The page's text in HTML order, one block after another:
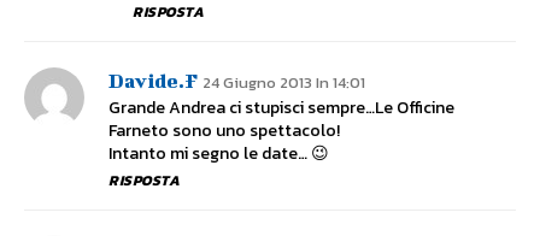
RISPOSTA
Davide.F 24 Giugno 2013 In 14:01
Grande Andrea ci stupisci sempre…Le Officine
Farneto sono uno spettacolo!
Intanto mi segno le date… 😉
RISPOSTA